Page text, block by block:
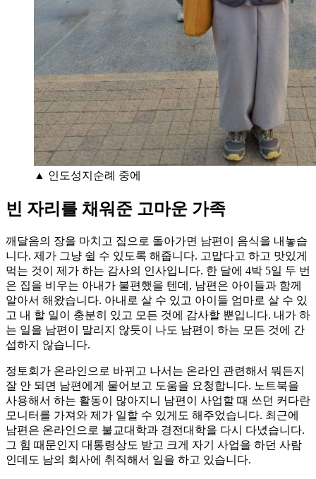
▲ 인도성지순례 중에
빈 자리를 채워준 고마운 가족
깨달음의 장을 마치고 집으로 돌아가면 남편이 음식을 내놓습
니다. 제가 그냥 쉴 수 있도록 해줍니다. 고맙다고 하고 맛있게
먹는 것이 제가 하는 감사의 인사입니다. 한 달에 4박 5일 두 번
은 집을 비우는 아내가 불편했을 텐데, 남편은 아이들과 함께
알아서 해왔습니다. 아내로 살 수 있고 아이들 엄마로 살 수 있
고 내 할 일이 충분히 있고 모든 것에 감사할 뿐입니다. 내가 하
는 일을 남편이 말리지 않듯이 나도 남편이 하는 모든 것에 간
섭하지 않습니다.
정토회가 온라인으로 바뀌고 나서는 온라인 관련해서 뭐든지
잘 안 되면 남편에게 물어보고 도움을 요청합니다. 노트북을
사용해서 하는 활동이 많아지니 남편이 사업할 때 쓰던 커다란
모니터를 가져와 제가 일할 수 있게도 해주었습니다. 최근에
남편은 온라인으로 불교대학과 경전대학을 다시 다녔습니다.
그 힘 때문인지 대통령상도 받고 크게 자기 사업을 하던 사람
인데도 남의 회사에 취직해서 일을 하고 있습니다.